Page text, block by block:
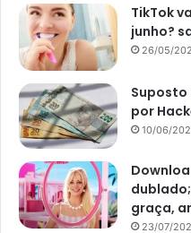
removendo pedriscos e
minhoca ao solo. Após
cerca de 0,5 cm de
sementes por cada cova.
No caso do plantio em
que o recipiente contenha
com camada drenante.
efetuada através da
britas de jardim. Ainda, de
TikTok
junho?
26/05/
Suposto
por
10/06/
graça,
23/07/